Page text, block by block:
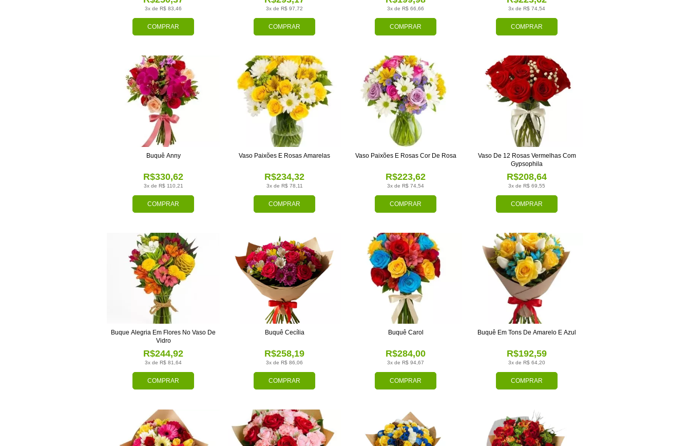
COMPRAR
3x de R$ 83,46
COMPRAR
3x de R$ 97,72
COMPRAR
3x de R$ 66,66
COMPRAR
3x de R$ 74,54
COMPRAR
3x de R$ 110,21
R$330,62
Buquê Anny
COMPRAR
3x de R$ 78,11
R$234,32
Vaso Paixões E Rosas Amarelas
COMPRAR
3x de R$ 74,54
R$223,62
Vaso Paixões E Rosas Cor De Rosa
COMPRAR
3x de R$ 69,55
R$208,64
Vaso De 12 Rosas Vermelhas Com
Gypsophila
COMPRAR
3x de R$ 81,64
R$244,92
Buque Alegria Em Flores No Vaso De
Vidro
COMPRAR
3x de R$ 86,06
R$258,19
Buquê Cecília
COMPRAR
3x de R$ 94,67
R$284,00
Buquê Carol
COMPRAR
3x de R$ 64,20
R$192,59
Buquê Em Tons De Amarelo E Azul